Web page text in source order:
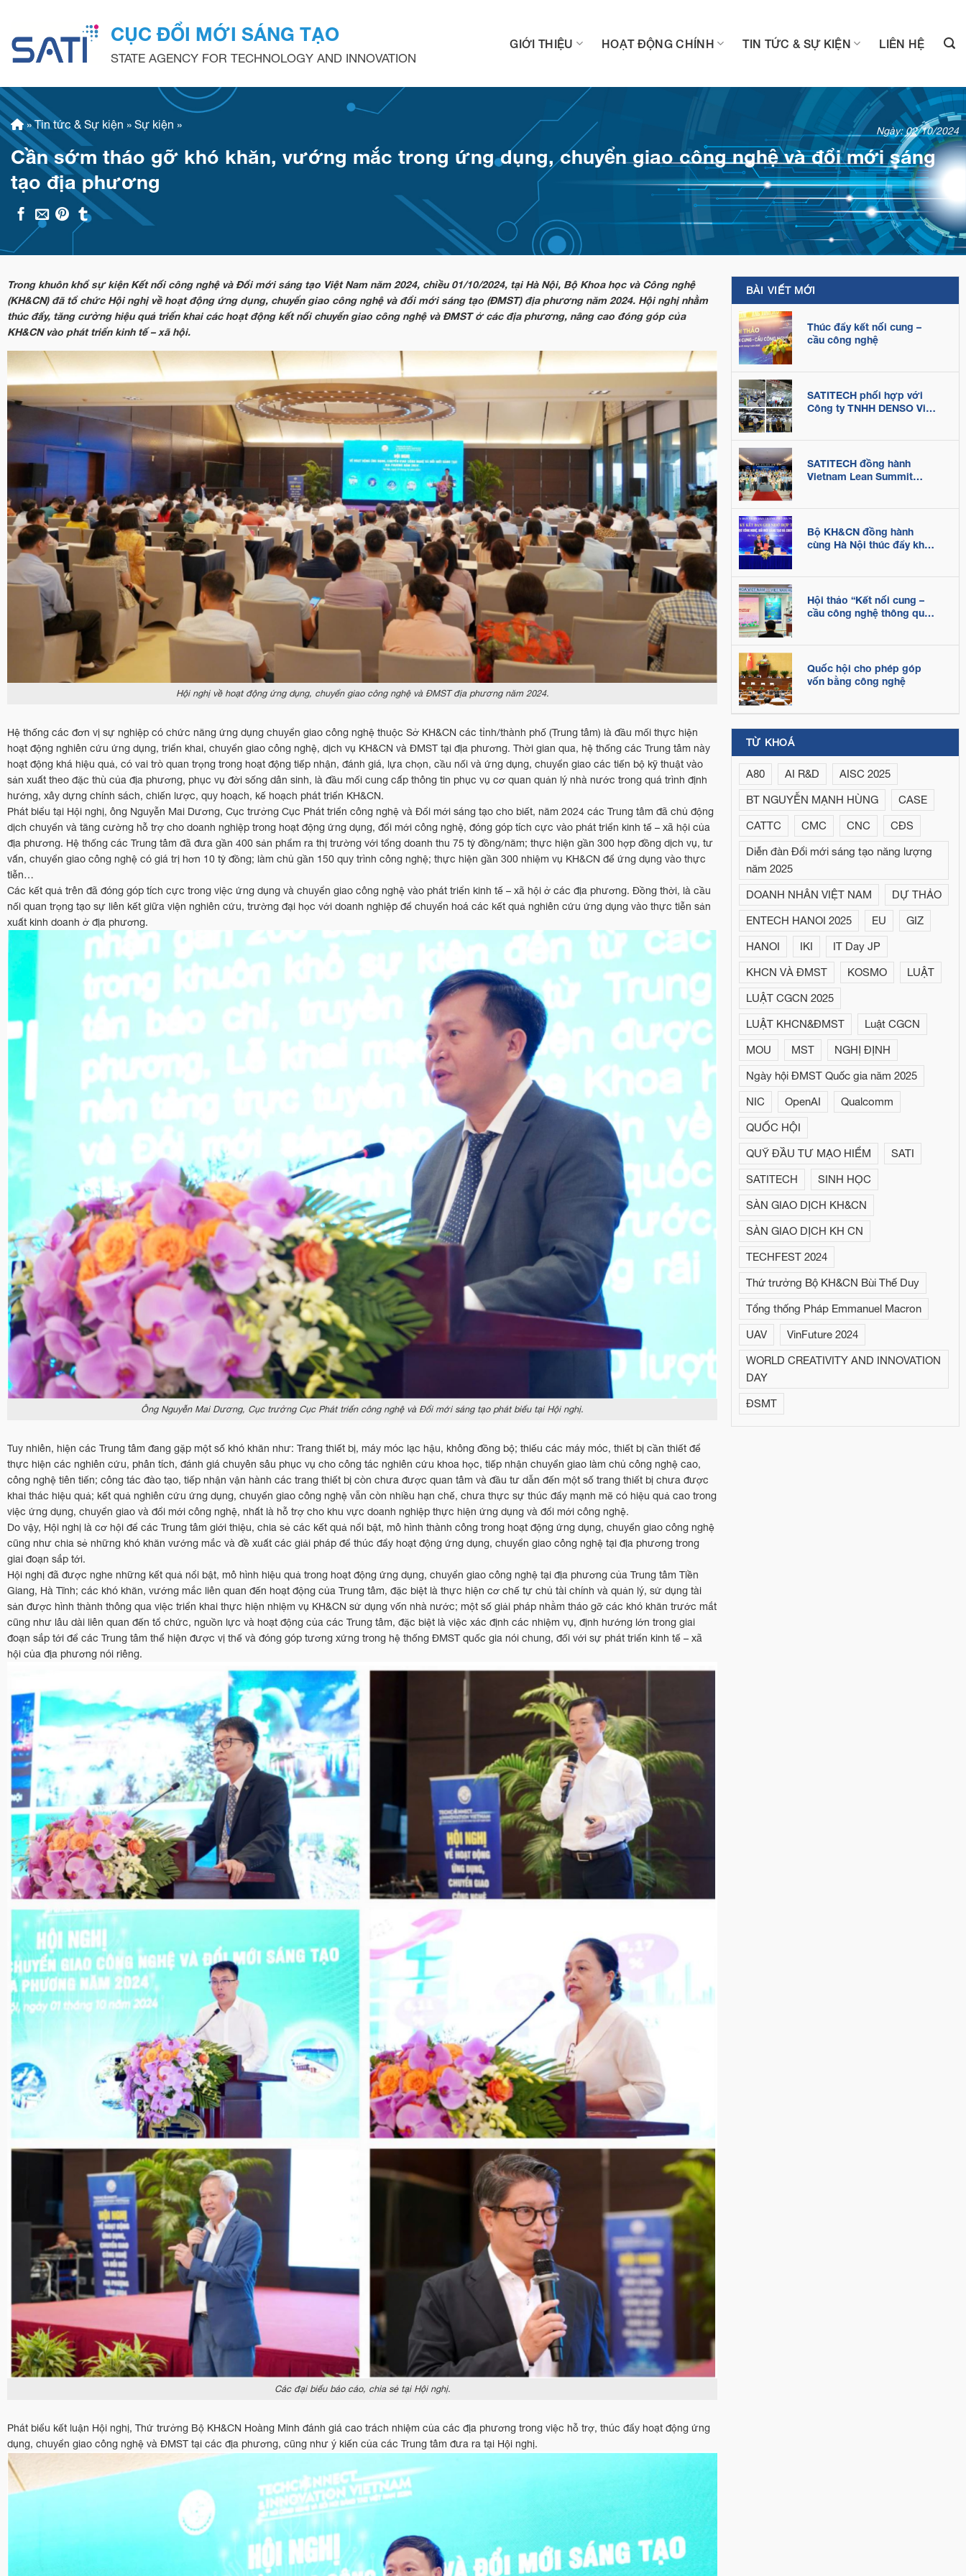
content
CỤC ĐỔI MỚI SÁNG TẠO
STATE AGENCY FOR TECHNOLOGY AND INNOVATION
GIỚI THIỆU HOẠT ĐỘNG CHÍNH TIN TỨC & SỰ KIỆN LIÊN HỆ
»Tin tức & Sự kiện » Sự kiện » Ngày: 02/10/2024
Cần sớm tháo gỡ khó khăn, vướng mắc trong ứng dụng, chuyển giao công nghệ và đổi mới sáng
tạo địa phương
Trong khuôn khổ sự kiện Kết nối công nghệ và Đổi mới sáng tạo Việt Nam năm 2024, chiều 01/10/2024, tại Hà Nội, Bộ Khoa học và Công nghệ
(KH&CN) đã tổ chức Hội nghị về hoạt động ứng dụng, chuyển giao công nghệ và đổi mới sáng tạo (ĐMST) địa phương năm 2024. Hội nghị nhằm
thúc đẩy, tăng cường hiệu quả triển khai các hoạt động kết nối chuyển giao công nghệ và ĐMST ở các địa phương, nâng cao đóng góp của
KH&CN vào phát triển kinh tế – xã hội.
Hội nghị về hoạt động ứng dụng, chuyển giao công nghệ và ĐMST địa phương năm 2024.
Hệ thống các đơn vị sự nghiệp có chức năng ứng dụng chuyển giao công nghệ thuộc Sở KH&CN các tỉnh/thành phố (Trung tâm) là đầu mối thực hiện
hoạt động nghiên cứu ứng dụng, triển khai, chuyển giao công nghệ, dịch vụ KH&CN và ĐMST tại địa phương. Thời gian qua, hệ thống các Trung tâm này
hoạt động khá hiệu quả, có vai trò quan trọng trong hoạt động tiếp nhận, đánh giá, lựa chọn, cầu nối và ứng dụng, chuyển giao các tiến bộ kỹ thuật vào
sản xuất theo đặc thù của địa phương, phục vụ đời sống dân sinh, là đầu mối cung cấp thông tin phục vụ cơ quan quản lý nhà nước trong quá trình định
hướng, xây dựng chính sách, chiến lược, quy hoạch, kế hoạch phát triển KH&CN.
Phát biểu tại Hội nghị, ông Nguyễn Mai Dương, Cục trưởng Cục Phát triển công nghệ và Đổi mới sáng tạo cho biết, năm 2024 các Trung tâm đã chủ động
dịch chuyển và tăng cường hỗ trợ cho doanh nghiệp trong hoạt động ứng dụng, đổi mới công nghệ, đóng góp tích cực vào phát triển kinh tế – xã hội của
địa phương. Hệ thống các Trung tâm đã đưa gần 400 sản phẩm ra thị trường với tổng doanh thu 75 tỷ đồng/năm; thực hiện gần 300 hợp đồng dịch vụ, tư
vấn, chuyển giao công nghệ có giá trị hơn 10 tỷ đồng; làm chủ gần 150 quy trình công nghệ; thực hiện gần 300 nhiệm vụ KH&CN để ứng dụng vào thực
tiễn…
Các kết quả trên đã đóng góp tích cực trong việc ứng dụng và chuyển giao công nghệ vào phát triển kinh tế – xã hội ở các địa phương. Đồng thời, là cầu
nối quan trọng tạo sự liên kết giữa viện nghiên cứu, trường đại học với doanh nghiệp để chuyển hoá các kết quả nghiên cứu ứng dụng vào thực tiễn sản
xuất kinh doanh ở địa phương.
Ông Nguyễn Mai Dương, Cục trưởng Cục Phát triển công nghệ và Đổi mới sáng tạo phát biểu tại Hội nghị.
Tuy nhiên, hiện các Trung tâm đang gặp một số khó khăn như: Trang thiết bị, máy móc lạc hậu, không đồng bộ; thiếu các máy móc, thiết bị cần thiết để
thực hiện các nghiên cứu, phân tích, đánh giá chuyên sâu phục vụ cho công tác nghiên cứu khoa học, tiếp nhận chuyển giao làm chủ công nghệ cao,
công nghệ tiên tiến; công tác đào tạo, tiếp nhận vận hành các trang thiết bị còn chưa được quan tâm và đầu tư dẫn đến một số trang thiết bị chưa được
khai thác hiệu quả; kết quả nghiên cứu ứng dụng, chuyển giao công nghệ vẫn còn nhiều hạn chế, chưa thực sự thúc đẩy mạnh mẽ có hiệu quả cao trong
việc ứng dụng, chuyển giao và đổi mới công nghệ, nhất là hỗ trợ cho khu vực doanh nghiệp thực hiện ứng dụng và đổi mới công nghệ.
Do vậy, Hội nghị là cơ hội để các Trung tâm giới thiệu, chia sẻ các kết quả nổi bật, mô hình thành công trong hoạt động ứng dụng, chuyển giao công nghệ
cũng như chia sẻ những khó khăn vướng mắc và đề xuất các giải pháp để thúc đẩy hoạt động ứng dụng, chuyển giao công nghệ tại địa phương trong
giai đoạn sắp tới.
Hội nghị đã được nghe những kết quả nổi bật, mô hình hiệu quả trong hoạt động ứng dụng, chuyển giao công nghệ tại địa phương của Trung tâm Tiền
Giang, Hà Tĩnh; các khó khăn, vướng mắc liên quan đến hoạt động của Trung tâm, đặc biệt là thực hiện cơ chế tự chủ tài chính và quản lý, sử dụng tài
sản được hình thành thông qua việc triển khai thực hiện nhiệm vụ KH&CN sử dụng vốn nhà nước; một số giải pháp nhằm tháo gỡ các khó khăn trước mắt
cũng như lâu dài liên quan đến tổ chức, nguồn lực và hoạt động của các Trung tâm, đặc biệt là việc xác định các nhiệm vụ, định hướng lớn trong giai
đoạn sắp tới để các Trung tâm thể hiện được vị thế và đóng góp tương xứng trong hệ thống ĐMST quốc gia nói chung, đối với sự phát triển kinh tế – xã
hội của địa phương nói riêng.
Các đại biểu báo cáo, chia sẻ tại Hội nghị.
Phát biểu kết luận Hội nghị, Thứ trưởng Bộ KH&CN Hoàng Minh đánh giá cao trách nhiệm của các địa phương trong việc hỗ trợ, thúc đẩy hoạt động ứng
dụng, chuyển giao công nghệ và ĐMST tại các địa phương, cũng như ý kiến của các Trung tâm đưa ra tại Hội nghị.
BÀI VIẾT MỚI
Thúc đẩy kết nối cung –
cầu công nghệ
SATITECH phối hợp với
Công ty TNHH DENSO Việt
tinh gọn
SATITECH đồng hành
Vietnam Lean Summit
biến động
Bộ KH&CN đồng hành
cùng Hà Nội thúc đẩy khoa
Hội thảo “Kết nối cung –
cầu công nghệ thông qua
Quốc hội cho phép góp
vốn bằng công nghệ
TỪ KHOÁ
A80 AI R&D AISC 2025
BT NGUYỄN MẠNH HÙNG CASE
CATTC CMC CNC CĐS
Diễn đàn Đổi mới sáng tạo năng lượng
năm 2025
DOANH NHÂN VIỆT NAM DỰ THẢO
ENTECH HANOI 2025 EU GIZ
HANOI IKI IT Day JP
KHCN VÀ ĐMST KOSMO LUẬT
LUẬT CGCN 2025
LUẬT KHCN&ĐMST Luật CGCN
MOU MST NGHỊ ĐỊNH
Ngày hội ĐMST Quốc gia năm 2025
NIC OpenAI Qualcomm
QUỐC HỘI
QUỸ ĐẦU TƯ MẠO HIỂM SATI
SATITECH SINH HỌC
SÀN GIAO DỊCH KH&CN
SÀN GIAO DỊCH KH CN
TECHFEST 2024
Thứ trưởng Bộ KH&CN Bùi Thế Duy
Tổng thống Pháp Emmanuel Macron
UAV VinFuture 2024
WORLD CREATIVITY AND INNOVATION
DAY
ĐSMT